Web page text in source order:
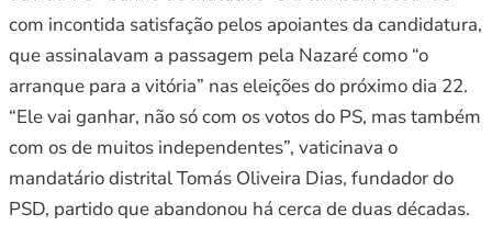
com incontida satisfação pelos apoiantes da candidatura,
que assinalavam a passagem pela Nazaré como “o
arranque para a vitória” nas eleições do próximo dia 22.
“Ele vai ganhar, não só com os votos do PS, mas também
com os de muitos independentes”, vaticinava o
mandatário distrital Tomás Oliveira Dias, fundador do
PSD, partido que abandonou há cerca de duas décadas.